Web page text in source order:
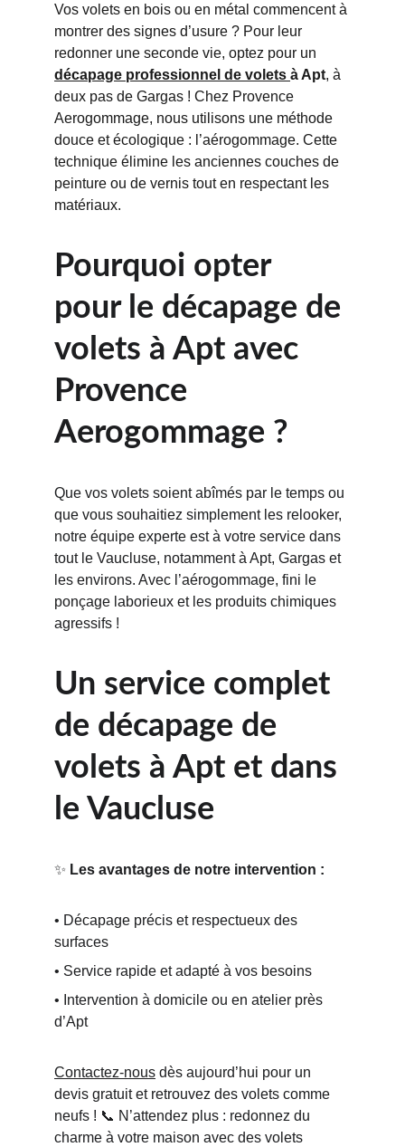
Vos volets en bois ou en métal commencent à
montrer des signes d’usure ? Pour leur
redonner une seconde vie, optez pour un
décapage professionnel de volets à Apt, à
deux pas de Gargas ! Chez Provence
Aerogommage, nous utilisons une méthode
douce et écologique : l’aérogommage. Cette
technique élimine les anciennes couches de
peinture ou de vernis tout en respectant les
matériaux.
Pourquoi opter
pour le décapage de
volets à Apt avec
Provence
Aerogommage ?
Que vos volets soient abîmés par le temps ou
que vous souhaitiez simplement les relooker,
notre équipe experte est à votre service dans
tout le Vaucluse, notamment à Apt, Gargas et
les environs. Avec l’aérogommage, fini le
ponçage laborieux et les produits chimiques
agressifs !
Un service complet
de décapage de
volets à Apt et dans
le Vaucluse
✨ Les avantages de notre intervention :
• Décapage précis et respectueux des
surfaces
• Service rapide et adapté à vos besoins
• Intervention à domicile ou en atelier près
d’Apt
Contactez-nous dès aujourd’hui pour un
devis gratuit et retrouvez des volets comme
neufs ! 📞 N’attendez plus : redonnez du
charme à votre maison avec des volets